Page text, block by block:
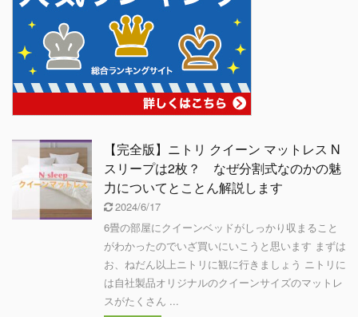
【完全版】ニトリ クイーン マットレス N
スリープは2枚？ なぜ分割式なのかの魅
力についてとことん解説します
2024/6/17
6畳の部屋にクイーンベッドがしっかり収まること
がわかったのでいざ買いにいこうと思います まずは
お、ねだん以上ニトリに観に行きましょう ニトリに
は自社製品オリジナルのクイーンサイズのマットレ
スがたくさん ...